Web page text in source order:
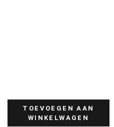
TOEVOEGEN AAN
WINKELWAGEN